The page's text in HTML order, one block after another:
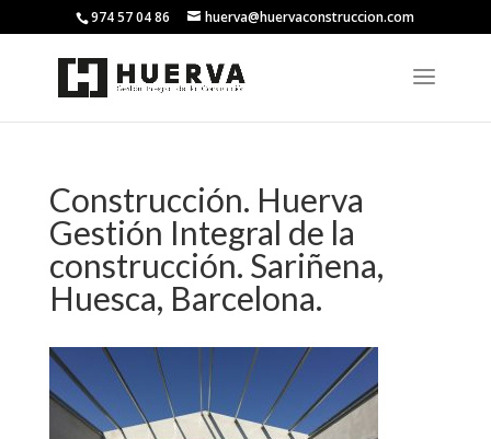
974 57 04 86 huerva@huervaconstruccion.com
Construcción. Huerva
Gestión Integral de la
construcción. Sariñena,
Huesca, Barcelona.